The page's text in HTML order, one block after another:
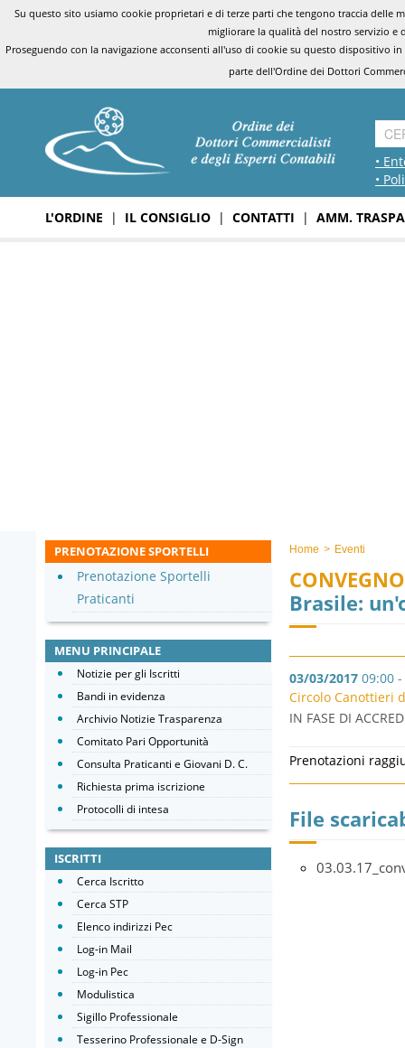
Su questo sito usiamo cookie proprietari e di terze parti che tengono traccia
migliorare la qualità del nostro servizio e
Proseguendo con la navigazione acconsenti all'uso di cookie su questo dispositivo
parte dell'Ordine dei Dottori
•
•
L'ORDINE | IL CONSIGLIO | CONTATTI | AMM.
Home > Eventi
Brasile:
03/03/2017 09:00
Circolo Canottieri
IN FASE DI
Prenotazioni
File
PRENOTAZIONE SPORTELLI
Prenotazione Sportelli
Praticanti
MENU PRINCIPALE
Notizie per gli Iscritti
Bandi in evidenza
Archivio Notizie Trasparenza
Comitato Pari Opportunità
Consulta Praticanti e Giovani D. C.
Richiesta prima iscrizione
Protocolli di intesa
ISCRITTI
Cerca Iscritto
Cerca STP
Elenco indirizzi Pec
Log-in Mail
Log-in Pec
Modulistica
Sigillo Professionale
Tesserino Professionale e D-Sign